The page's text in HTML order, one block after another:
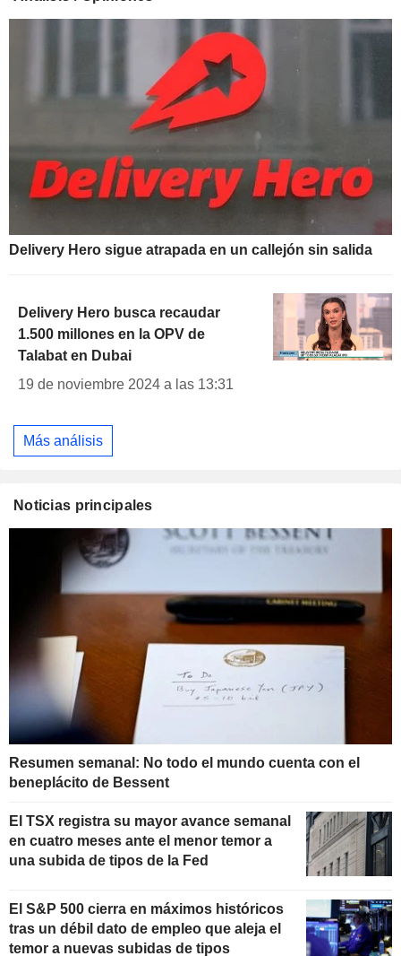
Delivery Hero sigue atrapada en un callejón sin salida
Delivery Hero busca recaudar
1.500 millones en la OPV de
Talabat en Dubai
19 de noviembre 2024 a las 13:31
Más análisis
Noticias principales
Resumen semanal: No todo el mundo cuenta con el
beneplácito de Bessent
El TSX registra su mayor avance semanal
en cuatro meses ante el menor temor a
una subida de tipos de la Fed
El S&P 500 cierra en máximos históricos
tras un débil dato de empleo que aleja el
temor a nuevas subidas de tipos